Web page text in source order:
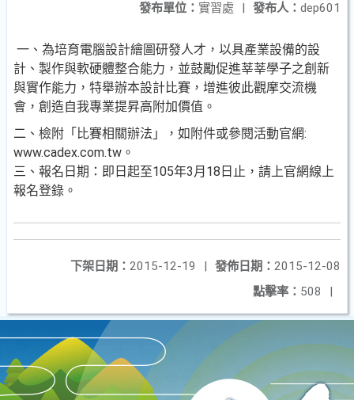
發布人： dep601
發布單位： 實習處 |
一、為培育電腦設計繪圖研發人才，以具產業設備的設
計、製作與軟硬體整合能力，並鼓勵促進莘莘學子之創新
與實作能力，特舉辦本設計比賽，增進彼此觀摩交流機
會，創造自我專業提昇高附加價值。
二、檢附「比賽相關辦法」，如附件或參閱活動官網:
www.cadex.com.tw。
三、報名日期：即日起至105年3月18日止，請上官網線上
報名登錄。
發佈日期： 2015-12-08
下架日期： 2015-12-19
|
點擊率： 508 |